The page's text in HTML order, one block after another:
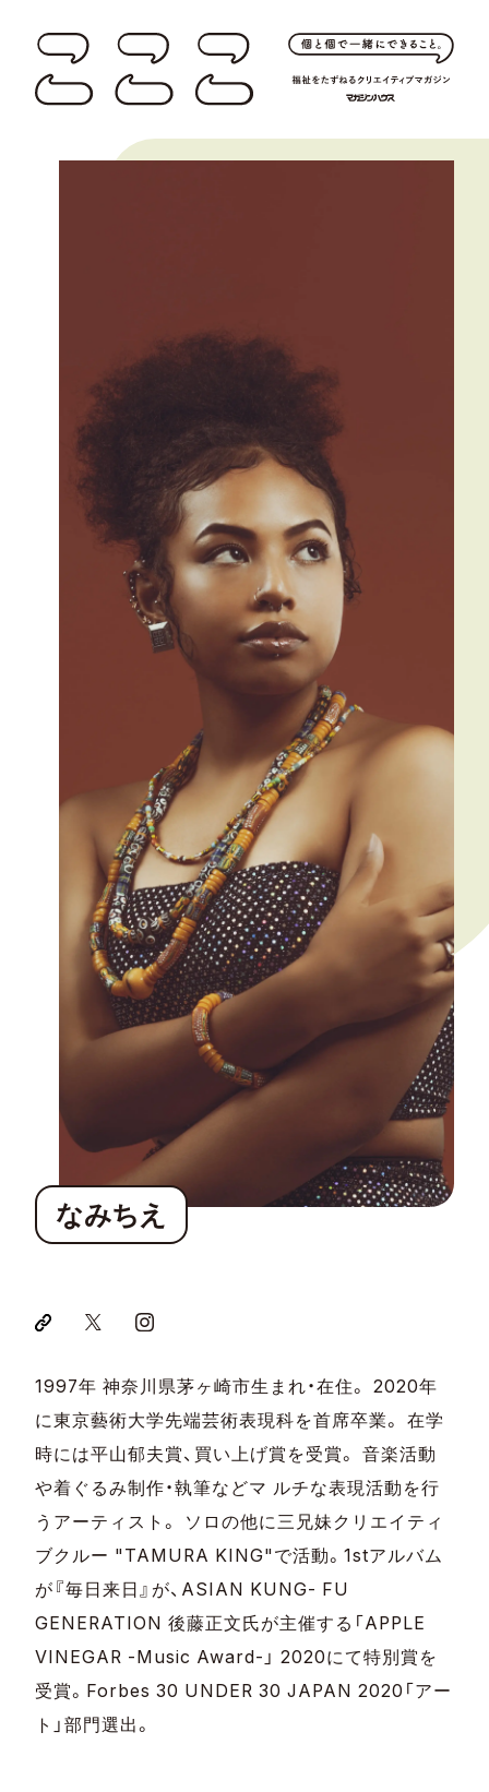
なみちえ
1997年 神奈川県茅ヶ崎市生まれ・在住。 2020年
に東京藝術大学先端芸術表現科を首席卒業。 在学
時には平山郁夫賞、買い上げ賞を受賞。 音楽活動
や着ぐるみ制作・執筆などマ ルチな表現活動を行
うアーティスト。 ソロの他に三兄妹クリエイティ
ブクルー "TAMURA KING"で活動。1stアルバム
が『毎日来日』が、ASIAN KUNG- FU
GENERATION 後藤正文氏が主催する「APPLE
VINEGAR -Music Award-」 2020にて特別賞を
受賞。Forbes 30 UNDER 30 JAPAN 2020「アー
ト」部門選出。